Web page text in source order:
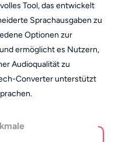
Tool, das entwickelt
Sprachausgaben zu
Optionen zur
ermöglicht es Nutzern,
Audioqualität zu
Converter unterstützt